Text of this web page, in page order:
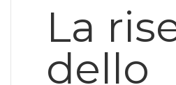
La
dello